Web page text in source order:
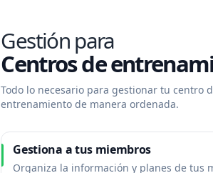
Gestión para
Centros de
Todo lo necesario para gestionar tu centro
entrenamiento de manera ordenada.
Gestiona a tus miembros
Organiza la información y planes de tus